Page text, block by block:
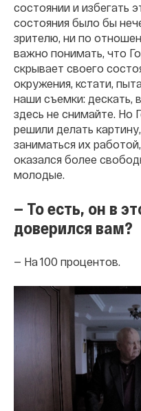
состоянии и избегать
состояния было бы
зрителю, ни по
важно понимать, что
скрывает своего
окружения, кстати,
наши съемки: дескать,
здесь не снимайте. Но
решили делать
заниматься их
оказался более
молодые.
— То есть, он в
доверился вам?
— На 100 процентов.